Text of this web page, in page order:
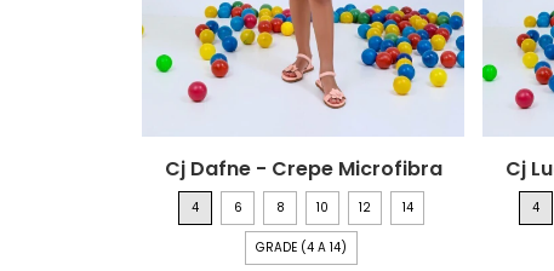
Cj Dafne - Crepe Microfibra
4 6 8 10 12 14
GRADE (4 A 14)
Cj
4